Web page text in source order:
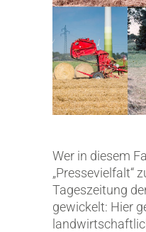
Wer in diesem
„Pressevielfalt“
Tageszeitung
gewickelt: Hier